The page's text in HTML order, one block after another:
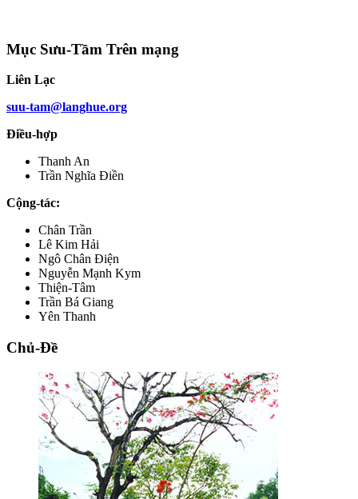
Mục Sưu-Tầm Trên mạng
Liên Lạc
suu-tam@langhue.org
Điều-hợp
Thanh An
Trần Nghĩa Điền
Cộng-tác:
Chân Trần
Lê Kim Hải
Ngô Chân Điện
Nguyễn Mạnh Kym
Thiện-Tâm
Trần Bá Giang
Yên Thanh
Chủ-Đề